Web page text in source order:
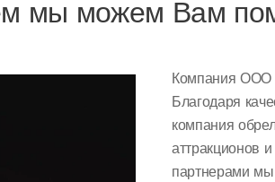
мы можем Вам
Компания ООО
Благодаря
компания
аттракционов
партнерами